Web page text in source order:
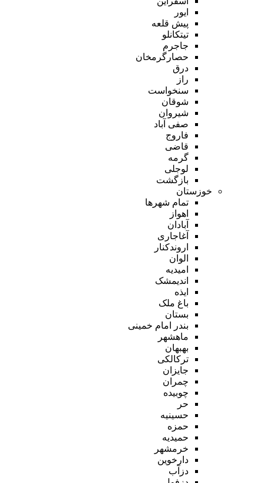
ایور
پیش قلعه
تیتکانلو
جاجرم
حصارگرمخان
درق
راز
سنخواست
شوقان
شیروان
صفی آباد
فاروج
قاضی
گرمه
لوجلی
بازگشت
خوزستان
تمام شهر‌ها
اهواز
آبادان
آغاجاری
اروندکنار
الوان
امیدیه
اندیمشک
ایذه
باغ ملک
بستان
بندر امام خمینی
ماهشهر
بهبهان
ترکالکی
جایزان
چمران
چوبیده
حر
حسینیه
حمزه
حمیدیه
خرمشهر
دارخوین
دزآب